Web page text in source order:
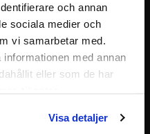
och annan
sociala medier och
vi samarbetar med.
med annan
eller som de har
Visa detaljer